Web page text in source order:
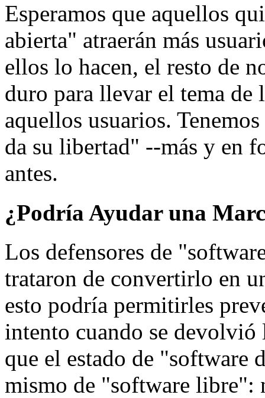
Esperamos que aquellos
abierta" atraerán más
ellos lo hacen, el resto de
duro para llevar el tema de
aquellos usuarios.
da su libertad" --más y en
antes.
¿Podría Ayudar una
Los defensores de
trataron de convertirlo en
esto podría permitirles
intento cuando se
que el estado de "software
mismo de "software libre":